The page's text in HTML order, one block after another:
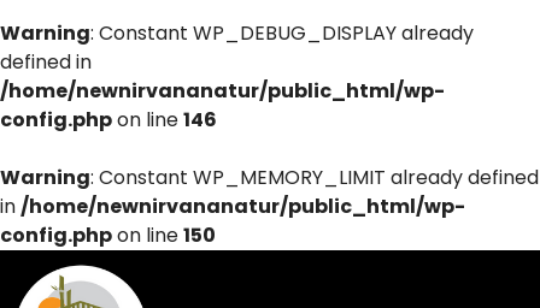
Warning: Constant WP_DEBUG_DISPLAY already
defined in
/home/newnirvananatur/public_html/wp-
config.phpon line146
Warning: Constant WP_MEMORY_LIMIT already defined
in/home/newnirvananatur/public_html/wp-
config.phpon line150